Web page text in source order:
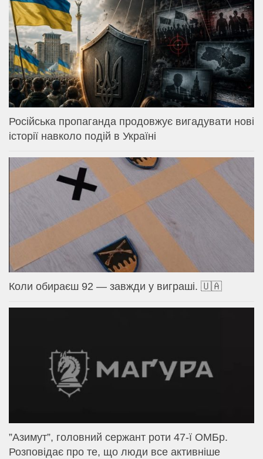
Російська пропаганда продовжує вигадувати нові
історії навколо подій в Україні
Коли обираєш 92 — завжди у виграші. 🇺🇦
⁨”Азимут”, головний сержант роти 47-ї ОМБр.
Розповідає про те, що люди все активніше